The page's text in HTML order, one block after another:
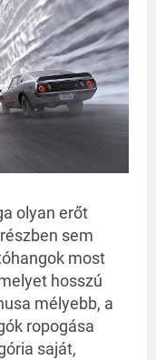
olyan erőt
sem
most
hosszú
mélyebb, a
ropogása
saját,